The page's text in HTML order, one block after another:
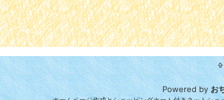
Powered byお